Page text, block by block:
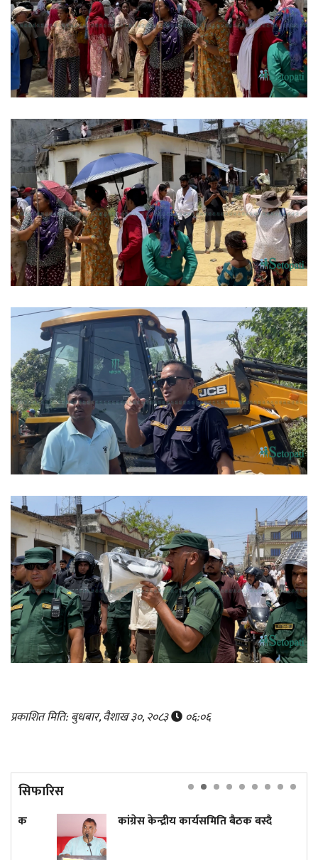
प्रकाशित मिति: बुधबार, वैशाख ३०, २०८३ ०६:०६
सिफारिस
कांग्रेस केन्द्रीय कार्यसमिति बैठक बस्दै